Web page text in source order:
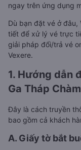
ngay trên ứng dụng
Dù bạn đặt vé ở đâu,
tiết để xử lý vé trực
giải pháp đổi/trả vé
Vexere.
1. Hướng dẫn
Ga Tháp Chàm
Đây là cách truyền
bao gồm cả khách
A. Giấy tờ bắt